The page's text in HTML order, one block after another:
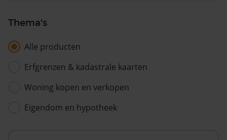
Thema's
Alle producten
Erfgrenzen & kadastrale kaarten
Woning kopen en verkopen
Eigendom en hypotheek